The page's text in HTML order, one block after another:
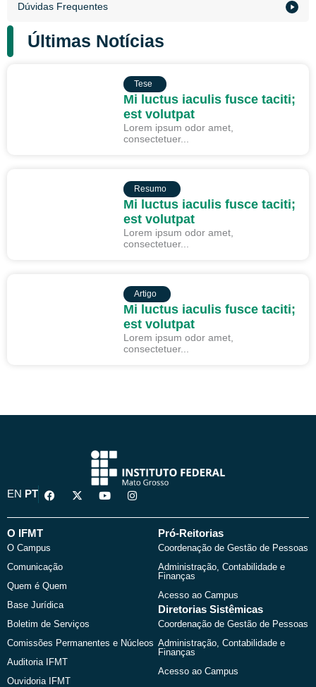
Dúvidas Frequentes
Últimas Notícias
Tese
Mi luctus iaculis fusce taciti;
est volutpat
Lorem ipsum odor amet,
consectetuer...
Resumo
Mi luctus iaculis fusce taciti;
est volutpat
Lorem ipsum odor amet,
consectetuer...
Artigo
Mi luctus iaculis fusce taciti;
est volutpat
Lorem ipsum odor amet,
consectetuer...
EN PT
F
a
e
o
k
X
-
w
Y
o
t
I
n
t
O IFMT
O Campus
Comunicação
Quem é Quem
Base Jurídica
Boletim de Serviços
Comissões Permanentes e Núcleos
Auditoria IFMT
Ouvidoria IFMT
Pró-Reitorias
Coordenação de Gestão de Pessoas
Administração, Contabilidade e
Finanças
Acesso ao Campus
Diretorias Sistêmicas
Coordenação de Gestão de Pessoas
Administração, Contabilidade e
Finanças
Acesso ao Campus